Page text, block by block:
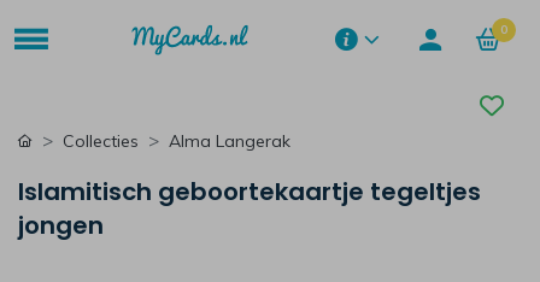
0
Collecties Alma Langerak
Islamitisch geboortekaartje tegeltjes
jongen